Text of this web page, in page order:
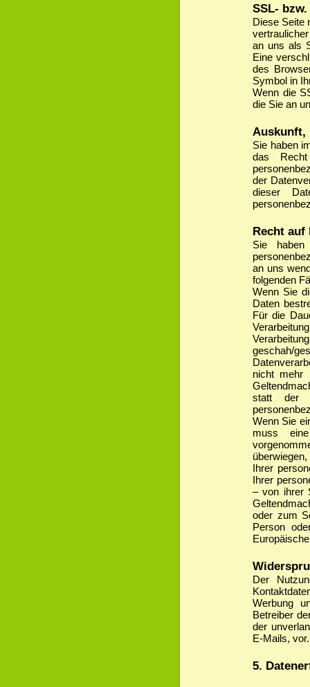
SSL-
Diese Seite
an uns als
Eine
des
Symbol in
Wenn die
die Sie an
Auskunft,
Sie haben
das
der
dieser
Recht auf
Sie
an uns
folgenden
Wenn Sie
Daten
Für die
geschah/
nicht mehr
statt
Wenn Sie
muss
Ihrer
Ihrer
– von ihrer
oder zum
Person
Der
Werbung
Betreiber
der
E-Mails, vor.
5.